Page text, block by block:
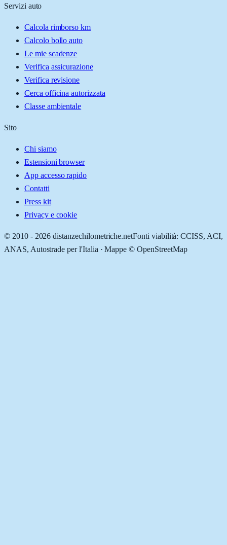
Servizi auto
Calcola rimborso km
Calcolo bollo auto
Le mie scadenze
Verifica assicurazione
Verifica revisione
Cerca officina autorizzata
Classe ambientale
Sito
Chi siamo
Estensioni browser
App accesso rapido
Contatti
Press kit
Privacy e cookie
© 2010 - 2026 distanzechilometriche.netFonti viabilità: CCISS, ACI,
ANAS, Autostrade per l'Italia · Mappe © OpenStreetMap